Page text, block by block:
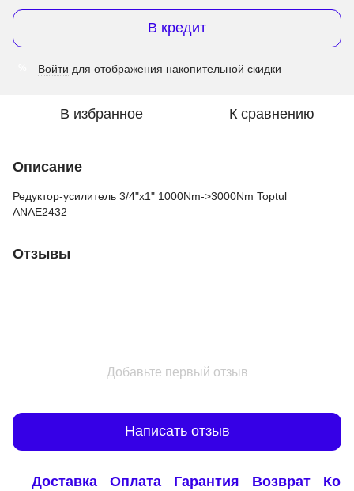
В кредит
Войти для отображения накопительной скидки
В избранное К сравнению
Описание
Редуктор-усилитель 3/4"х1" 1000Nm->3000Nm Toptul
ANAE2432
Отзывы
Добавьте первый отзыв
Написать отзыв
Доставка Оплата Гарантия Возврат